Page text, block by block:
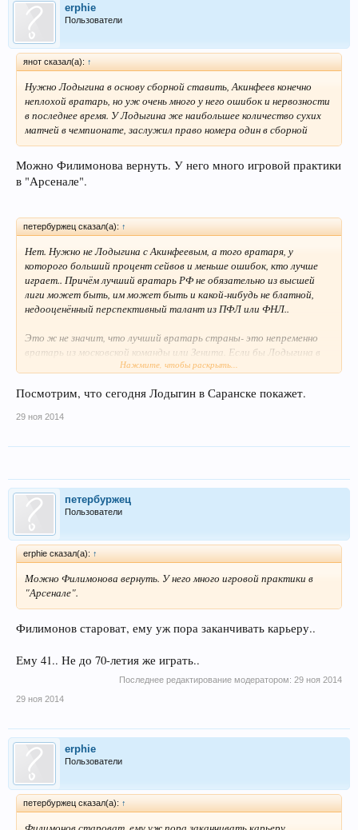
erphie
Пользователи
янот сказал(а): ↑
Нужно Лодыгина в основу сборной ставить, Акинфеев конечно
неплохой вратарь, но уж очень много у него ошибок и нервозности
в последнее время. У Лодыгина же наибольшее количество сухих
матчей в чемпионате, заслужил право номера один в сборной
Можно Филимонова вернуть. У него много игровой практики
в "Арсенале".
петербуржец сказал(а): ↑
Нет. Нужно не Лодыгина с Акинфеевым, а того вратаря, у
которого больший процент сейвов и меньше ошибок, кто лучше
играет.. Причём лучший вратарь РФ не обязательно из высшей
лиги может быть, им может быть и какой-нибудь не блатной,
недооценённый перспективный талант из ПФЛ или ФНЛ..
Это ж не значит, что лучший вратарь страны- это непременно
вратарь из московской команды или Зенита. Если бы Лодыгина в
Зенит не взяли, то думаю он бы никогда не попал даже во вторые
сборную. Возможно есть и зенитовско-московское лобби в
Нажмите, чтобы раскрыть...
Посмотрим, что сегодня Лодыгин в Саранске покажет.
29 ноя 2014
петербуржец
Пользователи
erphie сказал(а): ↑
Можно Филимонова вернуть. У него много игровой практики в
"Арсенале".
Филимонов староват, ему уж пора заканчивать карьеру..
Ему 41.. Не до 70-летия же играть..
Последнее редактирование модератором: 29 ноя 2014
29 ноя 2014
erphie
Пользователи
петербуржец сказал(а): ↑